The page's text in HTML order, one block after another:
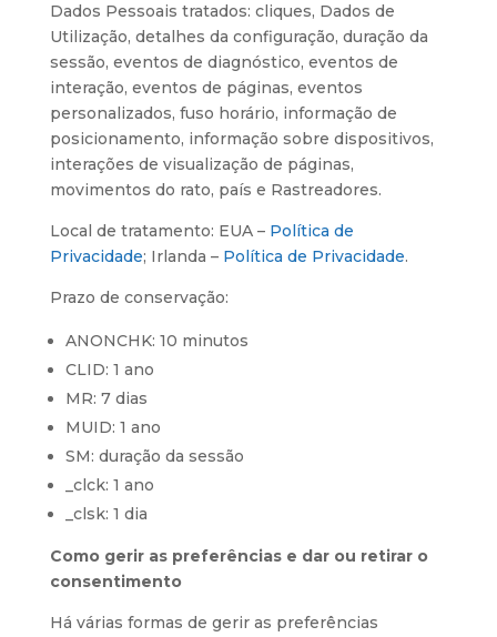
Dados Pessoais tratados: cliques, Dados de
Utilização, detalhes da configuração, duração da
sessão, eventos de diagnóstico, eventos de
interação, eventos de páginas, eventos
personalizados, fuso horário, informação de
posicionamento, informação sobre dispositivos,
interações de visualização de páginas,
movimentos do rato, país e Rastreadores.
Local de tratamento: EUA – Política de
Privacidade; Irlanda – Política de Privacidade.
Prazo de conservação:
ANONCHK: 10 minutos
CLID: 1 ano
MR: 7 dias
MUID: 1 ano
SM: duração da sessão
_clck: 1 ano
_clsk: 1 dia
Como gerir as preferências e dar ou retirar o
consentimento
Há várias formas de gerir as preferências